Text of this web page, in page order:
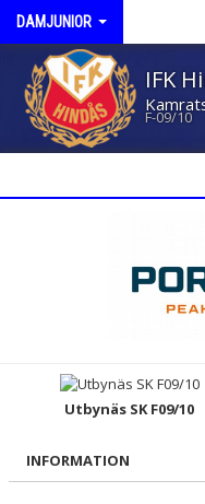
DAMJUNIOR
IFK
F-09/10
TRUPPEN
BILDGALLERI
Utbynäs SK F09/10
INFORMATION